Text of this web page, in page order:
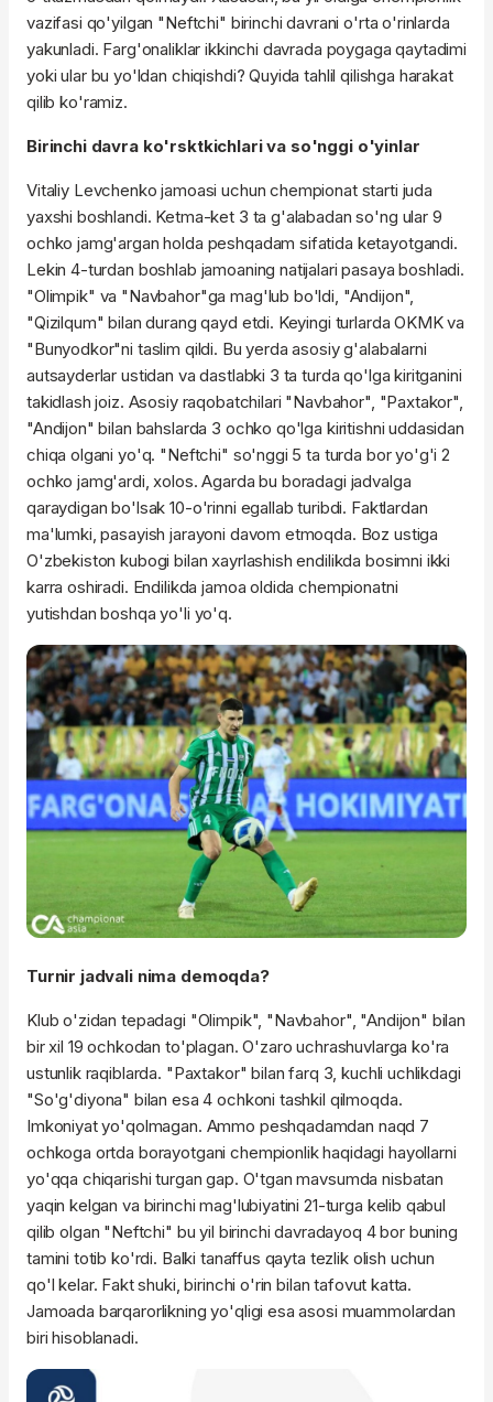
vazifasi qo'yilgan "Neftchi" birinchi davrani o'rta o'rinlarda
yakunladi. Farg'onaliklar ikkinchi davrada poygaga qaytadimi
yoki ular bu yo'ldan chiqishdi? Quyida tahlil qilishga harakat
qilib ko'ramiz.
Birinchi davra ko'rsktkichlariva so'nggi o'yinlar
Vitaliy Levchenko jamoasi uchun chempionat starti juda
yaxshi boshlandi. Ketma-ket 3 ta g'alabadan so'ng ular 9
ochko jamg'argan holda peshqadam sifatida ketayotgandi.
Lekin 4-turdan boshlab jamoaning natijalaripasaya boshladi.
"Olimpik" va "Navbahor"ga mag'lub bo'ldi, "Andijon",
"Qizilqum" bilan durang qayd etdi. Keyingi turlardaOKMKva
"Bunyodkor"ni taslim qildi. Bu yerda asosiy g'alabalarni
autsayderlar ustidan va dastlabki 3 ta turda qo'lga kiritganini
takidlash joiz. Asosiy raqobatchilari "Navbahor", "Paxtakor",
"Andijon" bilan bahslarda 3 ochko qo'lga kiritishni uddasidan
chiqa olgani yo'q. "Neftchi" so'nggi 5ta turda bor yo'g'i 2
ochko jamg'ardi, xolos. Agarda bu boradagi jadvalga
qaraydigan bo'lsak 10-o'rinni egallab turibdi. Faktlardan
ma'lumki, pasayish jarayoni davom etmoqda. Boz ustiga
O'zbekiston kubogi bilan xayrlashish endilikda bosimni ikki
karra oshiradi. Endilikda jamoa oldida chempionatni
yutishdan boshqa yo'li yo'q.
Turnir jadvali nima demoqda?
Klub o'zidan tepadagi "Olimpik", "Navbahor", "Andijon" bilan
bir xil 19 ochkodan to'plagan. O'zaro uchrashuvlarga ko'ra
ustunlik raqiblarda. "Paxtakor" bilan farq 3, kuchli uchlikdagi
"So'g'diyona" bilan esa 4 ochkoni tashkil qilmoqda.
Imkoniyat yo'qolmagan. Ammo peshqadamdan naqd 7
ochkoga ortda borayotganichempionlik haqidagi hayollarni
yo'qqa chiqarishi turgan gap. O'tgan mavsumda nisbatan
yaqin kelgan va birinchi mag'lubiyatini 21-turga kelib qabul
qilib olgan "Neftchi" bu yil birinchidavradayoq 4 bor buning
tamini totib ko'rdi. Balki tanaffus qayta tezlik olish uchun
qo'l kelar. Fakt shuki, birinchi o'rin bilan tafovut katta.
Jamoada barqarorlikning yo'qligi esa asosi muammolardan
biri hisoblanadi.